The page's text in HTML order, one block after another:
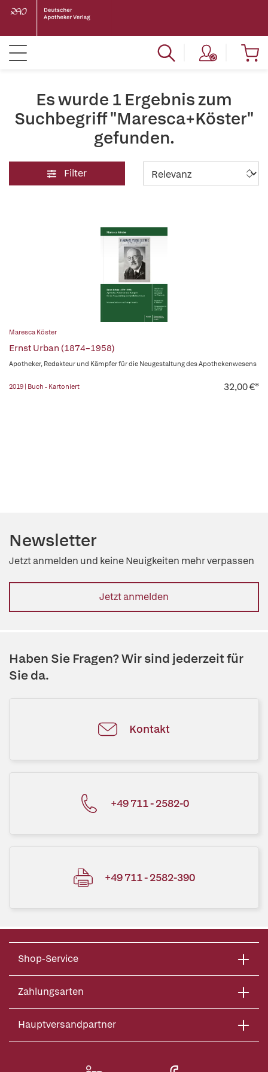
Es wurde 1 Ergebnis zum
Suchbegriff "Maresca+Köster"
gefunden.
Filter
Maresca Köster
Ernst Urban (1874–1958)
Apotheker, Redakteur und Kämpfer für die Neugestaltung des Apothekenwesens
2019 | Buch - Kartoniert 32,00 €*
Newsletter
Jetzt anmelden und keine Neuigkeiten mehr verpassen
Jetzt anmelden
Haben Sie Fragen? Wir sind jederzeit für
Sie da.
Kontakt
+49 711 - 2582-0
+49 711 - 2582-390
Shop-Service
Zahlungsarten
Hauptversandpartner